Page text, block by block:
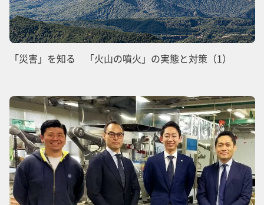
「災害」を知る 「火山の噴火」の実態と対策（1）